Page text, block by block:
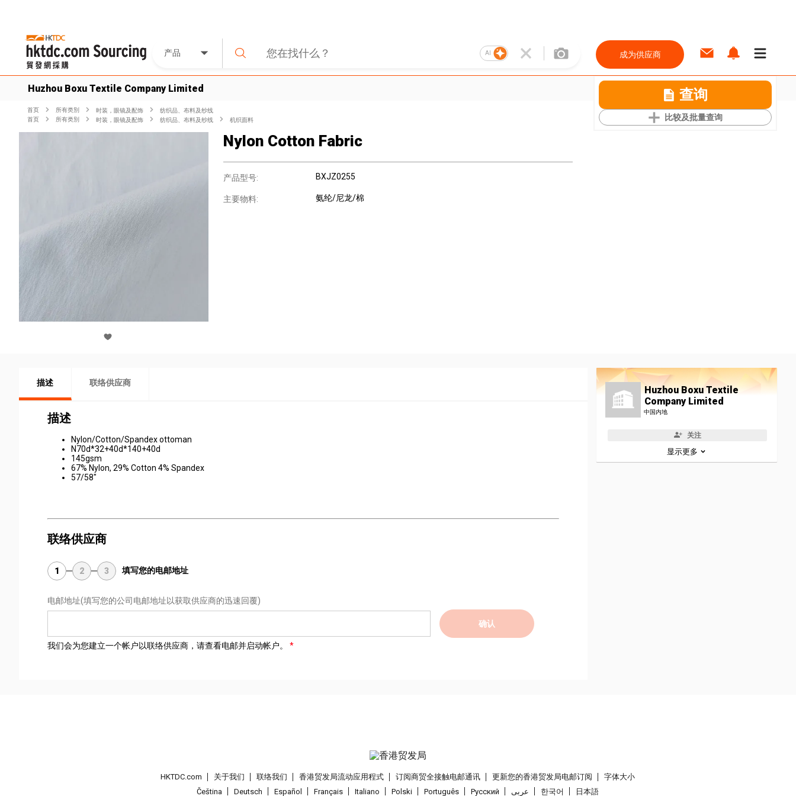
产品 AI 成为供应商
Huzhou Boxu Textile Company Limited 查询
比较及批量查询
首页 所有类別 时装，眼镜及配饰
纺织品、布料及纱线
首页
所有类別 时装，眼镜及配饰 纺织品、布料及纱线 机织面料
Nylon Cotton Fabric
产品型号: BXJZ0255
主要物料: 氨纶/尼龙/棉
描述 联络供应商
描述
Nylon/Cotton/Spandex ottoman
N70d*32+40d*140+40d
145gsm
67% Nylon, 29% Cotton 4% Spandex
57/58"
联络供应商
1 2 3 填写您的电邮地址
电邮地址(填写您的公司电邮地址以获取供应商的迅速回覆)
确认
我们会为您建立一个帐户以联络供应商，请查看电邮并启动帐户。
Huzhou Boxu Textile
Company Limited
中国内地
关注
显示更多
HKTDC.com 关于我们 联络我们 香港贸发局流动应用程式 订阅商贸全接触电邮通讯 更新您的香港贸发局电邮订阅
字体大小
Čeština
Deutsch Español Français Italiano Polski Português Pусский عربى 한국어 日本語